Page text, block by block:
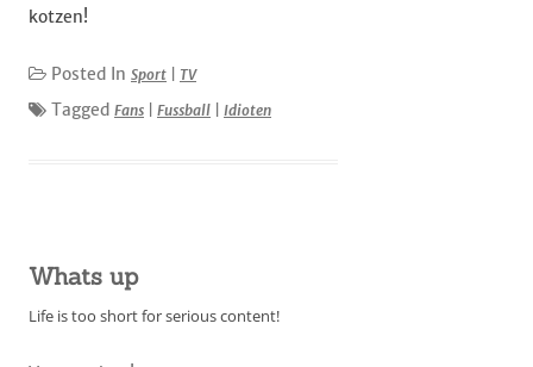
kotzen!
Posted In Sport TV
Tagged Fans Fussball Idioten
Whats up
Life is too short for serious content!